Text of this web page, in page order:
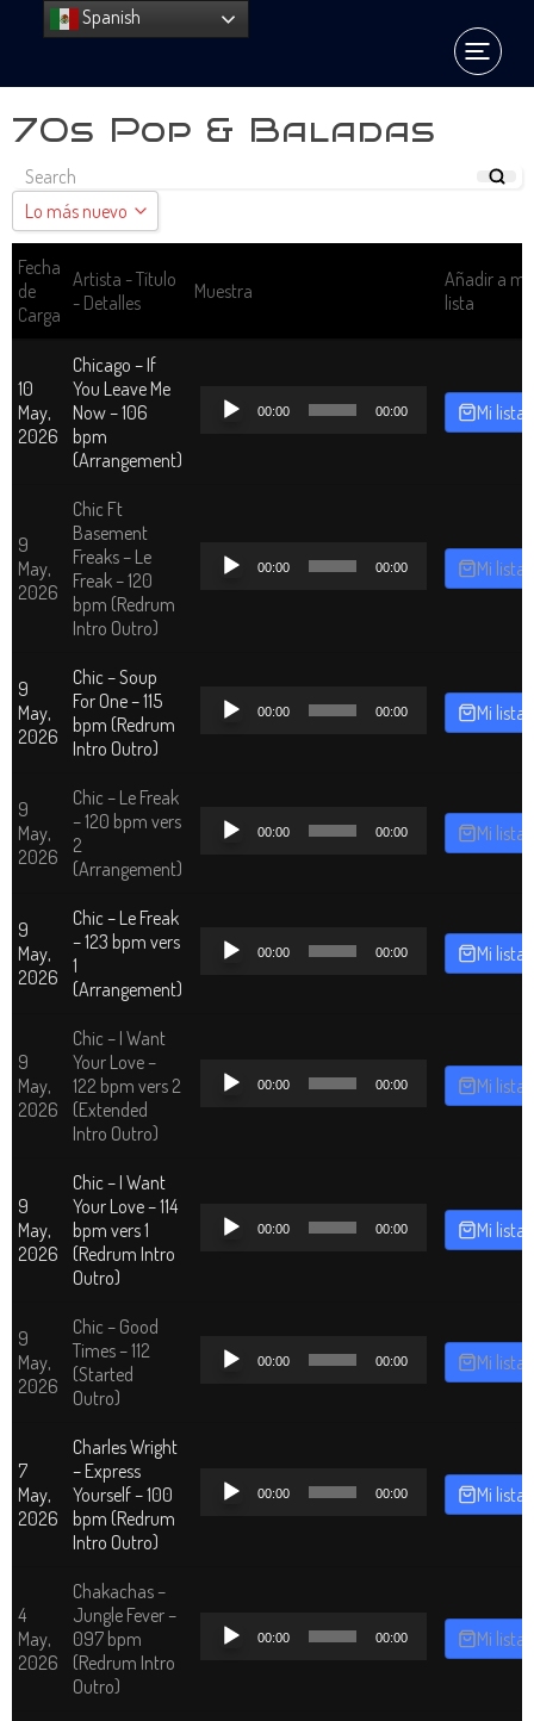
70s Pop & Baladas
Lo más nuevo
Lo más nuevo
Sort by Name A - Z
Fecha
de
Carga
Artista - Título
- Detalles
Muestra
Añadir a mi
lista
10
May,
2026
Chicago – If
You Leave Me
Now – 106
bpm
(Arrangement)
Reproductor
00:00 00:00 Mi lista
9
May,
2026
Chic Ft
Basement
Freaks – Le
Freak – 120
bpm (Redrum
Intro Outro)
Reproductor
00:00 00:00 Mi lista
9
May,
2026
Chic – Soup
For One – 115
bpm (Redrum
Intro Outro)
Reproductor
00:00 00:00 Mi lista
9
May,
2026
Chic – Le Freak
– 120 bpm vers
2
(Arrangement)
Reproductor
00:00 00:00 Mi lista
9
May,
2026
Chic – Le Freak
– 123 bpm vers
1
(Arrangement)
Reproductor
00:00 00:00 Mi lista
9
May,
2026
Chic – I Want
Your Love –
122 bpm vers 2
(Extended
Intro Outro)
Reproductor
00:00 00:00 Mi lista
9
May,
2026
Chic – I Want
Your Love – 114
bpm vers 1
(Redrum Intro
Outro)
Reproductor
00:00 00:00 Mi lista
9
May,
2026
Chic – Good
Times – 112
(Started
Outro)
Reproductor
00:00 00:00 Mi lista
7
May,
2026
Charles Wright
– Express
Yourself – 100
bpm (Redrum
Intro Outro)
Reproductor
00:00 00:00 Mi lista
4
May,
2026
Chakachas –
Jungle Fever –
097 bpm
(Redrum Intro
Outro)
Reproductor
00:00 00:00 Mi lista
Spanish